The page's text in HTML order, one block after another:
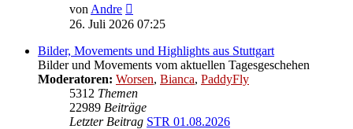
von Andre
Beitrag
26. Juli 2026 07:25
Bilder, Movements und Highlights aus Stuttgart
Bilder und Movements vom aktuellen Tagesgeschehen
Moderatoren: Worsen, Bianca, PaddyFly
5312 Themen
22989 Beiträge
Letzter Beitrag STR 01.08.2026